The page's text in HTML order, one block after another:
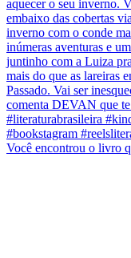
Você encontrou o livro